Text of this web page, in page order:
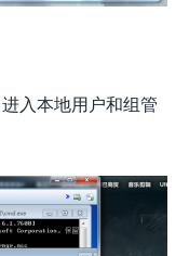
入本地用户和组管